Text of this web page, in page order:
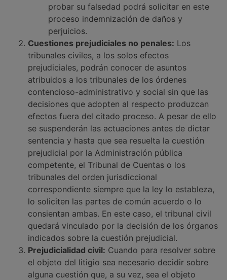
probar su falsedad podrá solicitar en este
proceso indemnización de daños y
perjuicios.
Cuestiones prejudiciales no penales: Los
tribunales civiles, a los solos efectos
prejudiciales, podrán conocer de asuntos
atribuidos a los tribunales de los órdenes
contencioso-administrativo y social sin que las
decisiones que adopten al respecto produzcan
efectos fuera del citado proceso. A pesar de ello
se suspenderán las actuaciones antes de dictar
sentencia y hasta que sea resuelta la cuestión
prejudicial por la Administración pública
competente, el Tribunal de Cuentas o los
tribunales del orden jurisdiccional
correspondiente siempre que la ley lo estableza,
lo soliciten las partes de común acuerdo o lo
consientan ambas. En este caso, el tribunal civil
quedará vinculado por la decisión de los órganos
indicados sobre la cuestión prejudicial.
Prejudicialidad civil: Cuando para resolver sobre
el objeto del litigio sea necesario decidir sobre
alguna cuestión que, a su vez, sea el objeto